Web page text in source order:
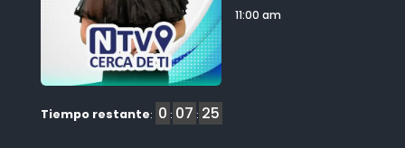
11:00 am
: 0 : 07 : 24